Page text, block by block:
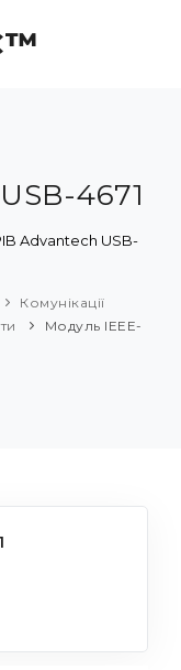
4671
Advantech USB-
Комунікації
Модуль IEEE-